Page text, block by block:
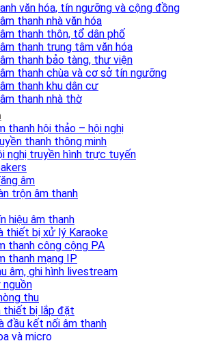
văn hóa, tín ngưỡng và cộng đồng
thanh nhà văn hóa
thanh thôn, tổ dân phố
thanh trung tâm văn hóa
thanh bảo tàng, thư viện
thanh chùa và cơ sở tín ngưỡng
thanh khu dân cư
thanh nhà thờ
thanh hội thảo – hội nghị
thanh thông minh
nghị truyền hình trực tuyến
âm
trộn âm thanh
hiệu âm thanh
thiết bị xử lý Karaoke
thanh công cộng PA
thanh mạng IP
âm, ghi hình livestream
nguồn
thu
thiết bị lắp đặt
đầu kết nối âm thanh
và micro